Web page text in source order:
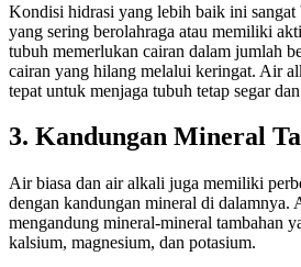
Kondisi hidrasi yang lebih baik ini sangat
yang sering berolahraga atau memiliki
tubuh memerlukan cairan dalam jumlah
cairan yang hilang melalui keringat. Air
tepat untuk menjaga tubuh tetap segar
3. Kandungan Mineral
Air biasa dan air alkali juga memiliki
dengan kandungan mineral di dalamnya.
mengandung mineral-mineral tambahan
kalsium, magnesium, dan potasium.